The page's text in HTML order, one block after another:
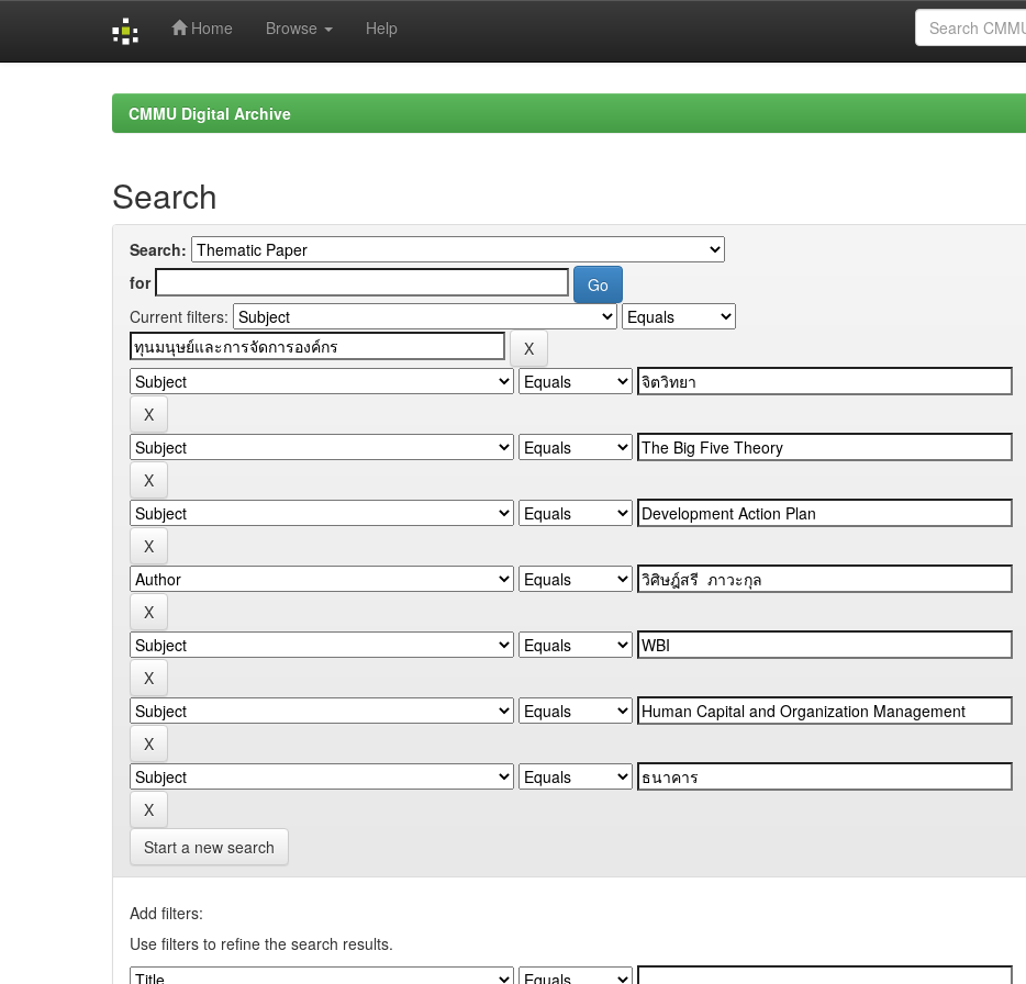
Home Browse Help
CMMU Digital Archive
Search
Search:
for
Current filters:
Start a new search
Add filters:
Use filters to refine the search results.